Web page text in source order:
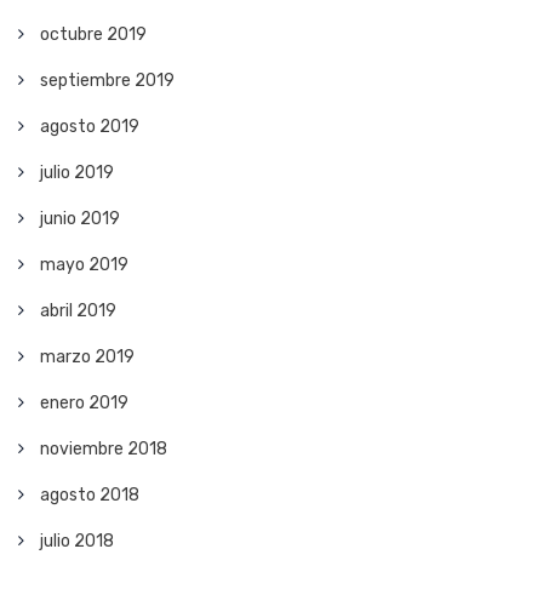
octubre 2019
septiembre 2019
agosto 2019
julio 2019
junio 2019
mayo 2019
abril 2019
marzo 2019
enero 2019
noviembre 2018
agosto 2018
julio 2018